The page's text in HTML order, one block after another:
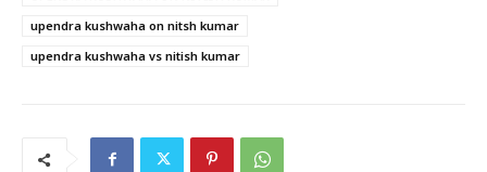
upendra kushwaha on nitsh kumar
upendra kushwaha vs nitish kumar